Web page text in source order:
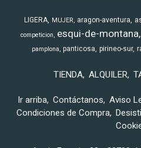
LIGERA MUJER aragon-aventura
competicion esqui-de-montana
pamplona panticosa pirineo-sur
TIENDA ALQUILER
Ir arriba Contáctanos Aviso
Condiciones de Compra